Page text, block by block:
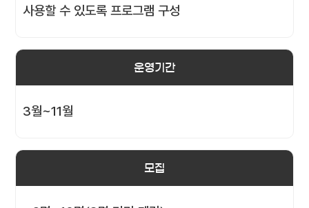
사용할 수 있도록 프로그램 구성
운영기간
3월~11월
모집